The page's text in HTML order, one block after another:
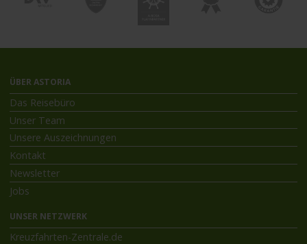
ÜBER ASTORIA
Das Reisebüro
Unser Team
Unsere Auszeichnungen
Kontakt
Newsletter
Jobs
UNSER NETZWERK
Kreuzfahrten-Zentrale.de